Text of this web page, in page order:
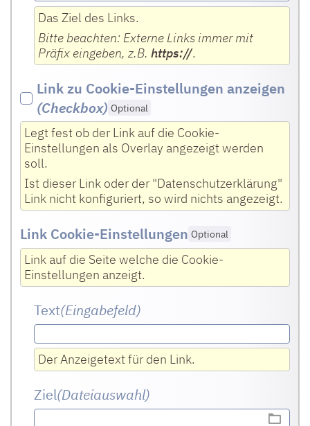
Das Ziel des Links.
Bitte beachten: Externe Links immer mit
Präfix eingeben, z.B. https://.
Link zu Cookie-Einstellungen anzeigen
(Checkbox) Optional
Legt fest ob der Link auf die Cookie-
Einstellungen als Overlay angezeigt werden
soll.
Ist dieser Link oder der "Datenschutzerklärung"
Link nicht konfiguriert, so wird nichts angezeigt.
Link Cookie-Einstellungen Optional
Link auf die Seite welche die Cookie-
Einstellungen anzeigt.
Text(Eingabefeld)
Der Anzeigetext für den Link.
Ziel(Dateiauswahl)